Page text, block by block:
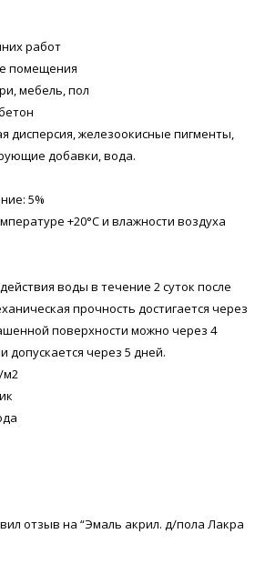
работ
помещения
мебель, пол
дисперсия, железоокисные пигменты,
добавки, вода.
5%
+20°С и влажности воздуха
воды в течение 2 суток после
прочность достигается через
поверхности можно через 4
допускается через 5 дней.
м2
отзыв на “Эмаль акрил. д/пола Лакра